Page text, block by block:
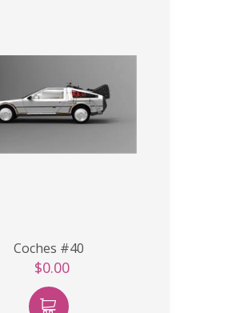
Coches #40
$0.00